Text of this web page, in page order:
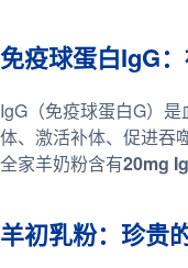
免疫球蛋白IgG
IgG（免疫球蛋白G）
体、激活补体、促进吞
全家羊奶粉含有20mg
羊初乳粉：珍贵